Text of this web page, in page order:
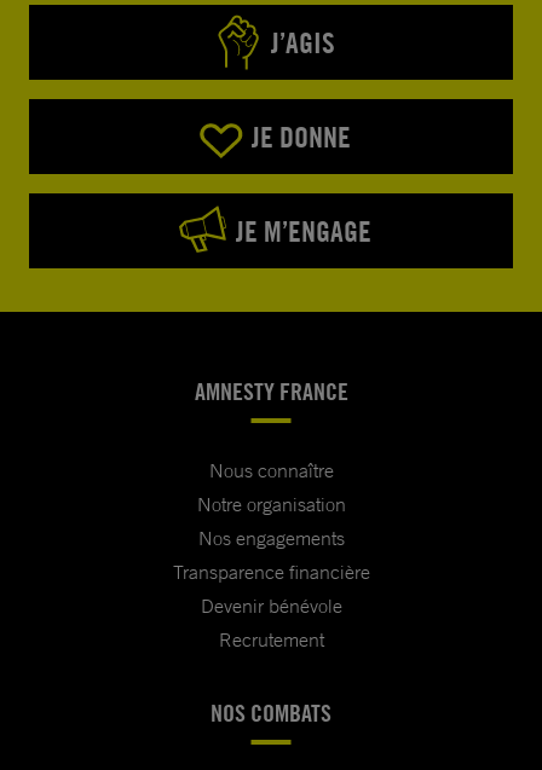
J’AGIS
JE DONNE
JE M’ENGAGE
AMNESTY FRANCE
Nous connaître
Notre organisation
Nos engagements
Transparence financière
Devenir bénévole
Recrutement
NOS COMBATS